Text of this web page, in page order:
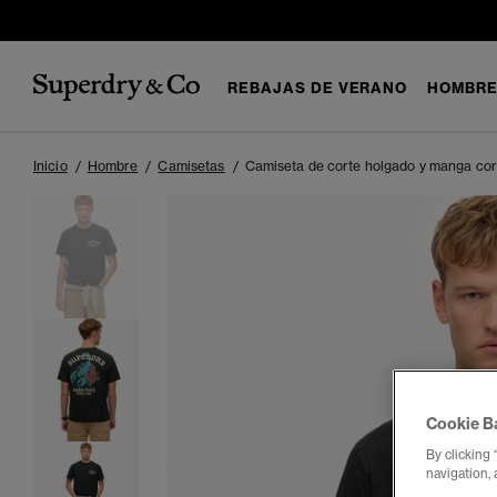
REBAJAS DE VERANO
Inicio Hombre Camisetas Camiseta de corte holgado y manga
Cookie
By clicking
navigation,